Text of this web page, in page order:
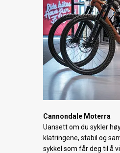
Cannondale Moterra
Uansett om du sykler
klatringene, stabil og
sykkel som får deg til å